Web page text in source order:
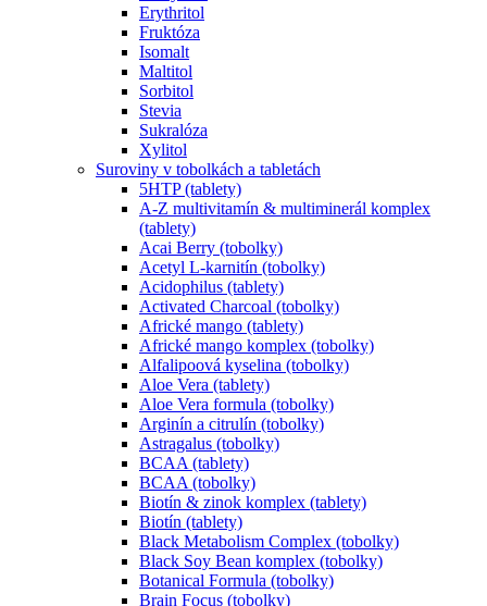
Erythritol
Fruktóza
Isomalt
Maltitol
Sorbitol
Stevia
Sukralóza
Xylitol
Suroviny v tobolkách a tabletách
5HTP (tablety)
A-Z multivitamín & multiminerál komplex
(tablety)
Acai Berry (tobolky)
Acetyl L-karnitín (tobolky)
Acidophilus (tablety)
Activated Charcoal (tobolky)
Africké mango (tablety)
Africké mango komplex (tobolky)
Alfalipoová kyselina (tobolky)
Aloe Vera (tablety)
Aloe Vera formula (tobolky)
Arginín a citrulín (tobolky)
Astragalus (tobolky)
BCAA (tablety)
BCAA (tobolky)
Biotín & zinok komplex (tablety)
Biotín (tablety)
Black Metabolism Complex (tobolky)
Black Soy Bean komplex (tobolky)
Botanical Formula (tobolky)
Brain Focus (tobolky)